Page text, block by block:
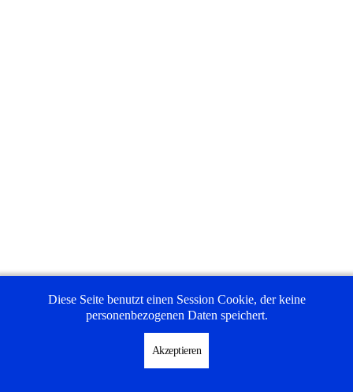
Nutzungsbedingungen
Diese Seite benutzt einen Session Cookie, der keine
personenbezogenen Daten speichert.
Akzeptieren